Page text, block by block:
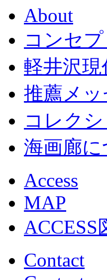
About
コンセプ
軽井沢
推薦メッ
コレク
海画廊に
Access
MAP
ACCESS
Contact